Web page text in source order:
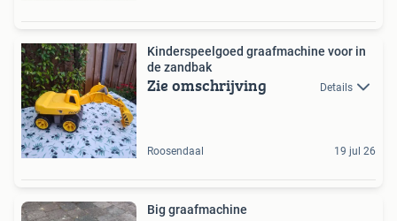
Kinderspeelgoed graafmachine voor in
de zandbak
Zie omschrijving Details
Roosendaal 19 jul 26
Big graafmachine